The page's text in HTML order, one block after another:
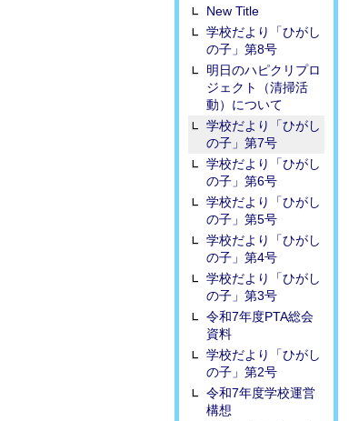
New Title
学校だより「ひがし
の子」第8号
明日のハピクリプロ
ジェクト（清掃活
動）について
学校だより「ひがし
の子」第7号
学校だより「ひがし
の子」第6号
学校だより「ひがし
の子」第5号
学校だより「ひがし
の子」第4号
学校だより「ひがし
の子」第3号
令和7年度PTA総会
資料
学校だより「ひがし
の子」第2号
令和7年度学校運営
構想